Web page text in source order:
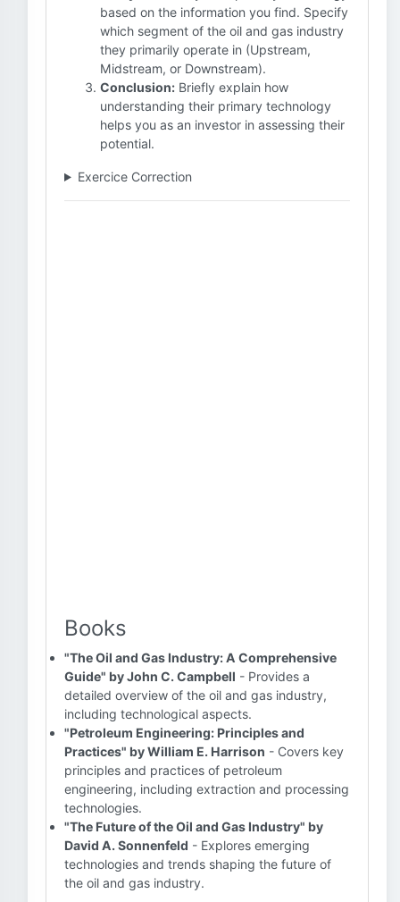
based on the information you find. Specify
which segment of the oil and gas industry
they primarily operate in (Upstream,
Midstream, or Downstream).
Conclusion: Briefly explain how
understanding their primary technology
helps you as an investor in assessing their
potential.
Exercice Correction
Books
"The Oil and Gas Industry: A Comprehensive
Guide" by John C. Campbell - Provides a
detailed overview of the oil and gas industry,
including technological aspects.
"Petroleum Engineering: Principles and
Practices" by William E. Harrison - Covers key
principles and practices of petroleum
engineering, including extraction and processing
technologies.
"The Future of the Oil and Gas Industry" by
David A. Sonnenfeld - Explores emerging
technologies and trends shaping the future of
the oil and gas industry.